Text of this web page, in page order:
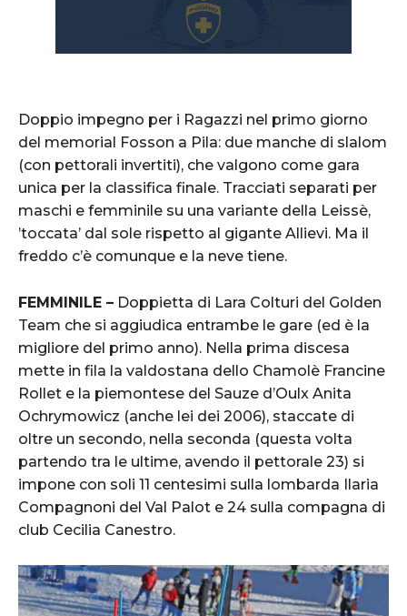
Doppio impegno per i Ragazzi nel primo giorno
del memorial Fosson a Pila: due manche di slalom
(con pettorali invertiti), che valgono come gara
unica per la classifica finale. Tracciati separati per
maschi e femminile su una variante della Leissè,
’toccata’ dal sole rispetto al gigante Allievi. Ma il
freddo c’è comunque e la neve tiene.
FEMMINILE – Doppietta di Lara Colturi del Golden
Team che si aggiudica entrambe le gare (ed è la
migliore del primo anno). Nella prima discesa
mette in fila la valdostana dello Chamolè Francine
Rollet e la piemontese del Sauze d’Oulx Anita
Ochrymowicz (anche lei dei 2006), staccate di
oltre un secondo, nella seconda (questa volta
partendo tra le ultime, avendo il pettorale 23) si
impone con soli 11 centesimi sulla lombarda Ilaria
Compagnoni del Val Palot e 24 sulla compagna di
club Cecilia Canestro.